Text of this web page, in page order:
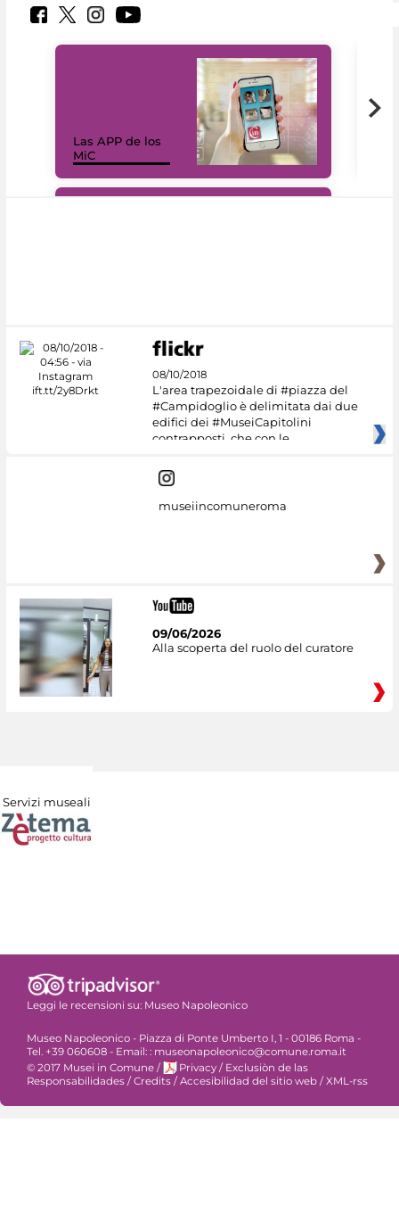
Las APP de los
MiC
08/10/2018
L'area trapezoidale di #piazza del
#Campidoglio è delimitata dai due
edifici dei #MuseiCapitolini
contrapposti, che con le
museiincomuneroma
09/06/2026
Alla scoperta del ruolo del curatore
Servizi museali
Leggi le recensioni su: Museo Napoleonico
Museo Napoleonico - Piazza di Ponte Umberto I, 1 - 00186 Roma -
Tel. +39 060608 - Email: : museonapoleonico@comune.roma.it
© 2017 Musei in Comune / Privacy / Exclusiòn de las
Responsabilidades / Credits / Accesibilidad del sitio web / XML-rss